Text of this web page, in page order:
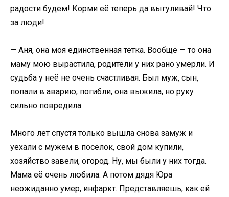
радости будем! Корми её теперь да выгуливай! Что
за люди!
— Аня, она моя единственная тётка. Вообще — то она
маму мою вырастила, родители у них рано умерли. И
судьба у неё не очень счастливая. Был муж, сын,
попали в аварию, погибли, она выжила, но руку
сильно повредила.
Много лет спустя только вышла снова замуж и
уехали с мужем в посёлок, свой дом купили,
хозяйство завели, огород. Ну, мы были у них тогда.
Мама её очень любила. А потом дядя Юра
неожиданно умер, инфаркт. Представляешь, как ей